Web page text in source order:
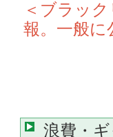
＜ブラッ
報。一般
浪費・